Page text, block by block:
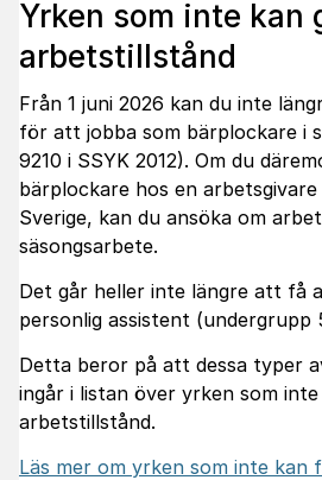
Yrken som inte kan
arbetstillstånd
Från 1 juni 2026 kan du inte
för att jobba som bärplockare i
9210 i SSYK 2012). Om du
bärplockare hos en
Sverige, kan du ansöka om
säsongsarbete.
Det går heller inte längre att få
personlig assistent (undergrupp
Detta beror på att dessa typer
ingår i listan över yrken som
arbetstillstånd.
Läs mer om yrken som inte kan